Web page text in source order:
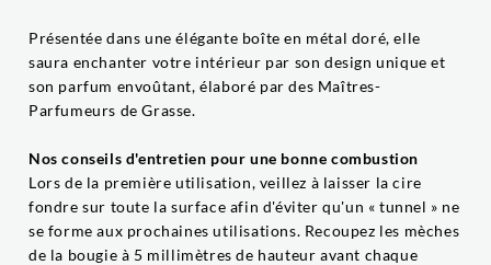
Présentée dans une élégante boîte en métal doré, elle
saura enchanter votre intérieur par son design unique et
son parfum envoûtant, élaboré par des Maîtres-
Parfumeurs de Grasse.
Nos conseils d'entretien pour une bonne combustion
Lors de la première utilisation, veillez à laisser la cire
fondre sur toute la surface afin d'éviter qu'un « tunnel » ne
se forme aux prochaines utilisations. Recoupez les mèches
de la bougie à 5 millimètres de hauteur avant chaque